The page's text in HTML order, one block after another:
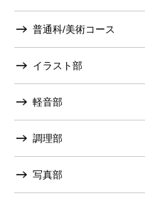
普通科/美術コース
イラスト部
軽音部
調理部
写真部